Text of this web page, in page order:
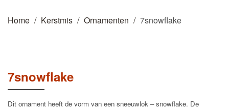
Home Kerstmis Ornamenten 7snowflake
7snowflake
Dit ornament heeft de vorm van een sneeuwlok – snowflake. De